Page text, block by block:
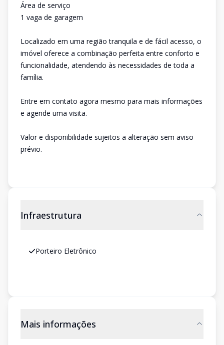
Área de serviço
1 vaga de garagem
Localizado em uma região tranquila e de fácil acesso, o
imóvel oferece a combinação perfeita entre conforto e
funcionalidade, atendendo às necessidades de toda a
família.
Entre em contato agora mesmo para mais informações
e agende uma visita.
Valor e disponibilidade sujeitos a alteração sem aviso
prévio.
Infraestrutura
Porteiro Eletrônico
Mais informações